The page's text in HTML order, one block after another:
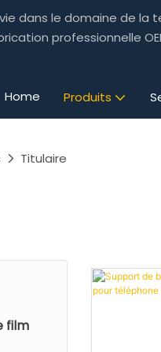
dans le domaine de la
professionnelle
Home Produits
Titulaire
film